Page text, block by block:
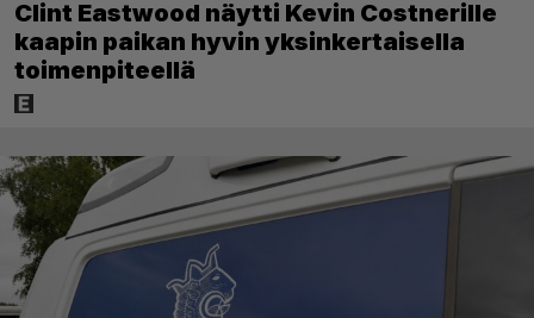
Clint Eastwood näytti Kevin Costnerille
kaapin paikan hyvin yksinkertaisella
toimenpiteellä